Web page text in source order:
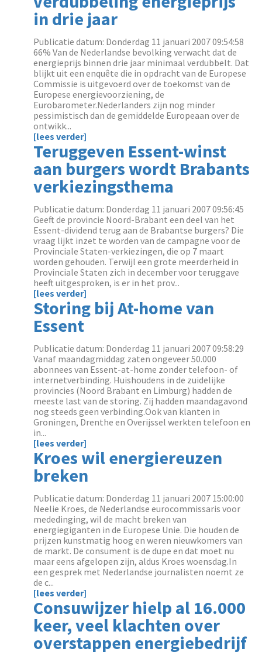
in drie jaar
Publicatie datum: Donderdag 11 januari 2007 09:54:58
66% Van de Nederlandse bevolking verwacht dat de
energieprijs binnen drie jaar minimaal verdubbelt. Dat
blijkt uit een enquête die in opdracht van de Europese
Commissie is uitgevoerd over de toekomst van de
Europese energievoorziening, de
Eurobarometer.Nederlanders zijn nog minder
pessimistisch dan de gemiddelde Europeaan over de
ontwikk...
[lees verder]
Teruggeven Essent-winst
aan burgers wordt Brabants
verkiezingsthema
Publicatie datum: Donderdag 11 januari 2007 09:56:45
Geeft de provincie Noord-Brabant een deel van het
Essent-dividend terug aan de Brabantse burgers? Die
vraag lijkt inzet te worden van de campagne voor de
Provinciale Staten-verkiezingen, die op 7 maart
worden gehouden. Terwijl een grote meerderheid in
Provinciale Staten zich in december voor teruggave
heeft uitgesproken, is er in het prov...
[lees verder]
Storing bij At-home van
Essent
Publicatie datum: Donderdag 11 januari 2007 09:58:29
Vanaf maandagmiddag zaten ongeveer 50.000
abonnees van Essent-at-home zonder telefoon- of
internetverbinding. Huishoudens in de zuidelijke
provincies (Noord Brabant en Limburg) hadden de
meeste last van de storing. Zij hadden maandagavond
nog steeds geen verbinding.Ook van klanten in
Groningen, Drenthe en Overijssel werkten telefoon en
in...
[lees verder]
Kroes wil energiereuzen
breken
Publicatie datum: Donderdag 11 januari 2007 15:00:00
Neelie Kroes, de Nederlandse eurocommissaris voor
mededinging, wil de macht breken van
energiegiganten in de Europese Unie. Die houden de
prijzen kunstmatig hoog en weren nieuwkomers van
de markt. De consument is de dupe en dat moet nu
maar eens afgelopen zijn, aldus Kroes woensdag.In
een gesprek met Nederlandse journalisten noemt ze
de c...
[lees verder]
Consuwijzer hielp al 16.000
keer, veel klachten over
overstappen energiebedrijf